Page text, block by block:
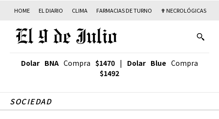
HOME EL DIARIO CLIMA FARMACIAS DE TURNO ✟ NECROLÓGICAS
Dolar BNA Compra $1470 | Dolar Blue Compra
$1492
SOCIEDAD